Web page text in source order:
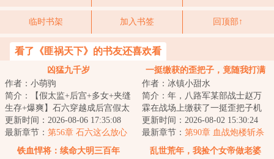
临时书架 加入书签 回顶部↑
看了《匪祸天下》的书友还喜欢看
凶猛九千岁
作者：小萌驹
简介：【假太监+后宫+多女+夹缝
生存+爆爽】石六穿越成后宫假太
监，本想一路猛推，结果开局遇
上邪修美妇太...
更新时间：2026-08-06 17:35:08
最新章节： 第56章 石六这么放心
我？
一挺缴获的歪把子，竟随我打满
全场
作者：冰镇小甜水
简介：年，八路军某部战士赵万
霖在战场上缴获了一挺歪把子机
枪，这挺歪把子跟随赵万霖从晋
西北到晋察冀让...
更新时间：2026-08-02 15:30:24
最新章节： 第90章 血战炮楼斩杀
顽寇
铁血悍将：续命大明三百年
乱世荒年，我捡个女帝做老婆